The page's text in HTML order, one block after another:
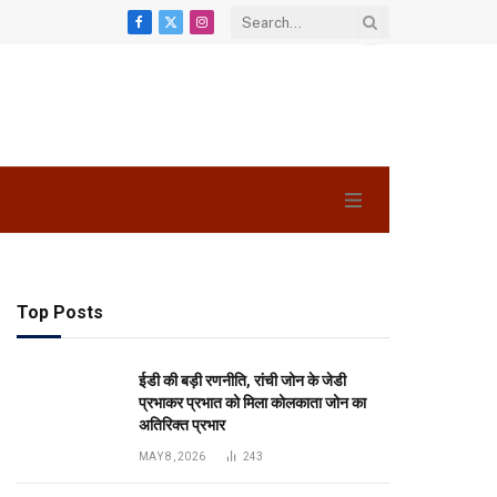
Facebook
X
Instagram
Top Posts
ईडी की बड़ी रणनीति, रांची जोन के जेडी
प्रभाकर प्रभात को मिला कोलकाता जोन का
अतिरिक्त प्रभार
MAY 8, 2026 243